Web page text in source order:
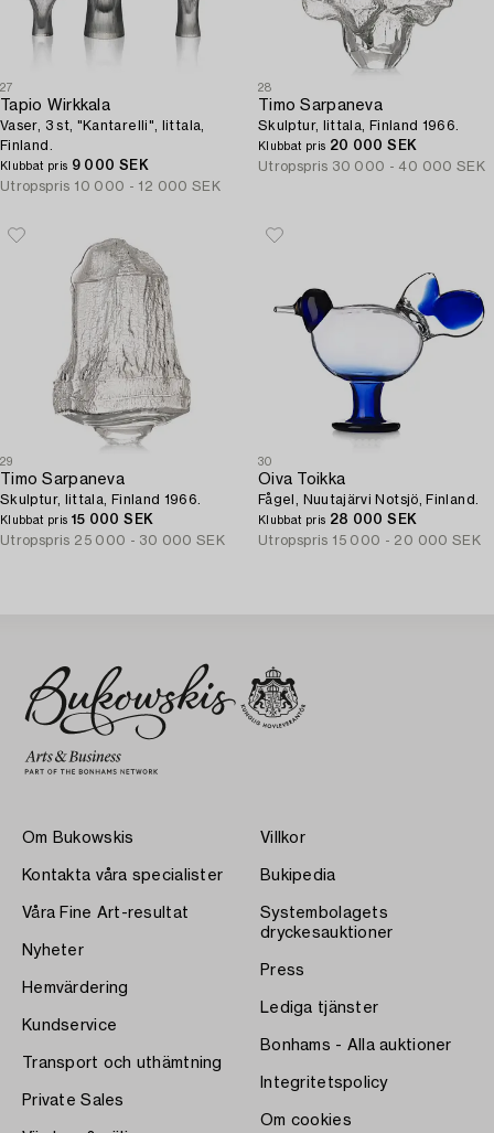
27
Tapio Wirkkala
Vaser, 3 st, "Kantarelli", Iittala,
Finland.
Klubbat pris 9 000 SEK
Utropspris 10 000 - 12 000 SEK
28
Timo Sarpaneva
Skulptur, Iittala, Finland 1966.
Klubbat pris 20 000 SEK
Utropspris 30 000 - 40 000 SEK
29
Timo Sarpaneva
Skulptur, Iittala, Finland 1966.
Klubbat pris 15 000 SEK
Utropspris 25 000 - 30 000 SEK
30
Oiva Toikka
Fågel, Nuutajärvi Notsjö, Finland.
Klubbat pris 28 000 SEK
Utropspris 15 000 - 20 000 SEK
Om Bukowskis
Kontakta våra specialister
Våra Fine Art-resultat
Nyheter
Hemvärdering
Kundservice
Transport och uthämtning
Private Sales
Villkor
Bukipedia
Systembolagets
dryckesauktioner
Press
Lediga tjänster
Bonhams - Alla auktioner
Integritetspolicy
Om cookies